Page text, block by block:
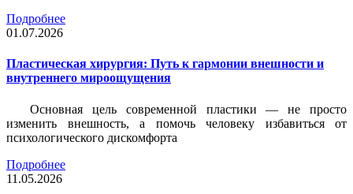
Подробнее
01.07.2026
Пластическая хирургия: Путь к гармонии внешности и
внутреннего мироощущения
Основная цель современной пластики — не просто
изменить внешность, а помочь человеку избавиться от
психологического дискомфорта
Подробнее
11.05.2026